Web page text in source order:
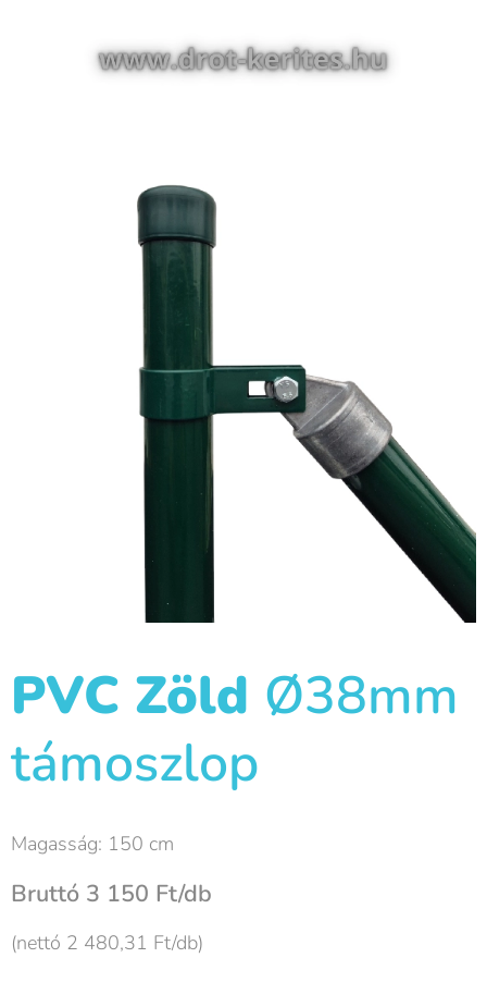
PVC Zöld Ø38mm
támoszlop
Magasság: 150 cm
Bruttó 3 150 Ft/db
(nettó 2 480,31 Ft/db)